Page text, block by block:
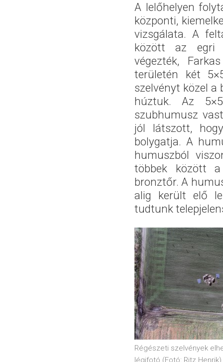
A lelőhelyen
központi,
vizsgálata. A
között az egri
végezték,
területén két
szelvényt közel a
húztuk. Az
szubhumusz
jól látszott,
bolygatja. A
humuszból
többek között
bronztőr. A
alig került elő
tudtunk
Régészeti szelvények
légifotó (Fotó: Ritz Henrik)